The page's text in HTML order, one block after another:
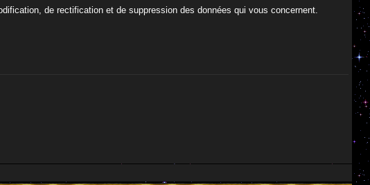
de rectification et de suppression des données qui vous concernent.